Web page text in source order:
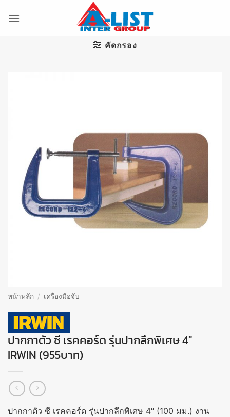
คัดกรอง
หน้าหลัก / เครื่องมือจับ
ปากกาตัว ซี เรคคอร์ด รุ่นปากลึกพิเศษ 4″
IRWIN (955บาท)
ปากกาตัว ซี เรคคอร์ด รุ่นปากลึกพิเศษ 4″ (100 มม.) งาน